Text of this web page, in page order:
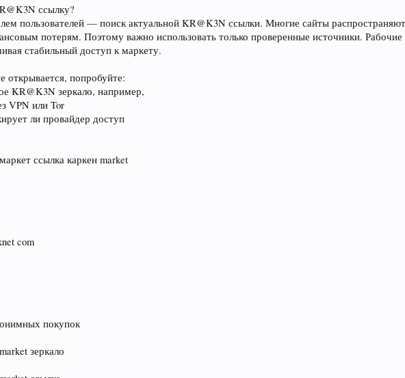
ссылку?
пользователей — поиск актуальной KR@K3N ссылки. Многие сайты
потерям. Поэтому важно использовать только проверенные источники.
стабильный доступ к маркету.
открывается, попробуйте:
KR@K3N зеркало, например,
VPN или Tor
ли провайдер доступ
ссылка каркен market
com
покупок
зеркало